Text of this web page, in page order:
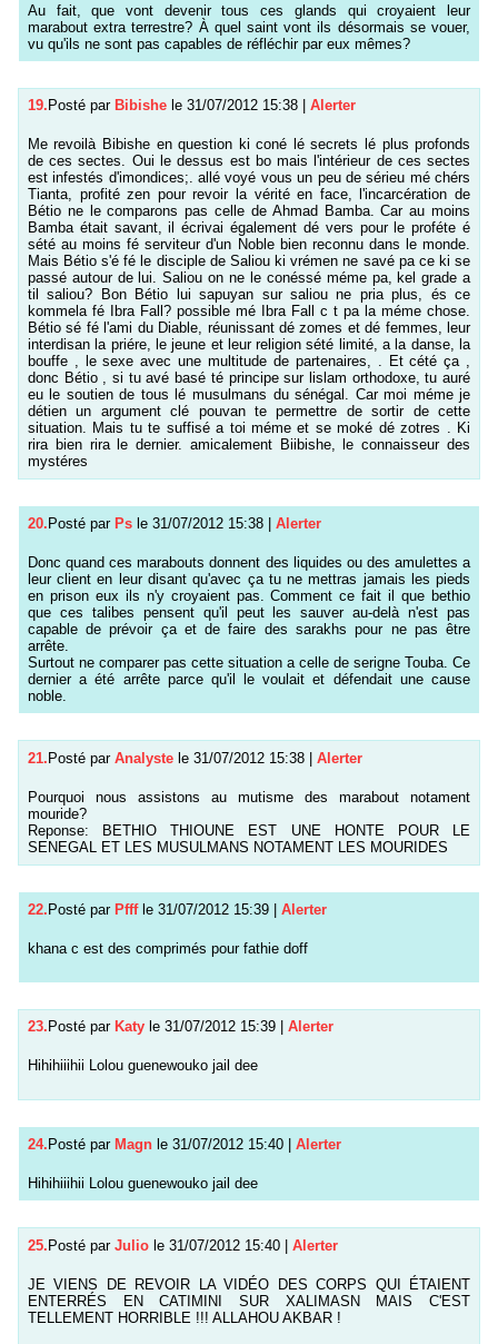
Au fait, que vont devenir tous ces glands qui croyaient leur
marabout extra terrestre? À quel saint vont ils désormais se vouer,
vu qu'ils ne sont pas capables de réfléchir par eux mêmes?
19. Posté par Bibishe le 31/07/2012 15:38 Alerter
Me revoilà Bibishe en question ki coné lé secrets lé plus profonds
de ces sectes. Oui le dessus est bo mais l'intérieur de ces sectes
est infestés d'imondices;. allé voyé vous un peu de sérieu mé chérs
Tianta, profité zen pour revoir la vérité en face, l'incarcération de
Bétio ne le comparons pas celle de Ahmad Bamba. Car au moins
Bamba était savant, il écrivai également dé vers pour le proféte é
sété au moins fé serviteur d'un Noble bien reconnu dans le monde.
Mais Bétio s'é fé le disciple de Saliou ki vrémen ne savé pa ce ki se
passé autour de lui. Saliou on ne le conéssé méme pa, kel grade a
til saliou? Bon Bétio lui sapuyan sur saliou ne pria plus, és ce
kommela fé Ibra Fall? possible mé Ibra Fall c t pa la méme chose.
Bétio sé fé l'ami du Diable, réunissant dé zomes et dé femmes, leur
interdisan la priére, le jeune et leur religion sété limité, a la danse, la
bouffe , le sexe avec une multitude de partenaires, . Et cété ça ,
donc Bétio , si tu avé basé té principe sur lislam orthodoxe, tu auré
eu le soutien de tous lé musulmans du sénégal. Car moi méme je
détien un argument clé pouvan te permettre de sortir de cette
situation. Mais tu te suffisé a toi méme et se moké dé zotres . Ki
rira bien rira le dernier. amicalement Biibishe, le connaisseur des
mystéres
20. Posté par Ps le 31/07/2012 15:38 Alerter
Donc quand ces marabouts donnent des liquides ou des amulettes a
leur client en leur disant qu'avec ça tu ne mettras jamais les pieds
en prison eux ils n'y croyaient pas. Comment ce fait il que bethio
que ces talibes pensent qu'il peut les sauver au-delà n'est pas
capable de prévoir ça et de faire des sarakhs pour ne pas être
arrête.
Surtout ne comparer pas cette situation a celle de serigne Touba. Ce
dernier a été arrête parce qu'il le voulait et défendait une cause
noble.
21. Posté par Analyste le 31/07/2012 15:38 Alerter
Pourquoi nous assistons au mutisme des marabout notament
mouride?
Reponse: BETHIO THIOUNE EST UNE HONTE POUR LE
SENEGAL ET LES MUSULMANS NOTAMENT LES MOURIDES
22.Posté par Pfff le 31/07/2012 15:39 | Alerter
khana c est des comprimés pour fathie doff
23. Posté par Katy le 31/07/2012 15:39 Alerter
Hihihiiihii Lolou guenewouko jail dee
24. Posté par Magn le 31/07/2012 15:40 Alerter
Hihihiiihii Lolou guenewouko jail dee
25. Posté par Julio le 31/07/2012 15:40 Alerter
JE VIENS DE REVOIR LA VIDÉO DES CORPS QUI ÉTAIENT
ENTERRÉS EN CATIMINI SUR XALIMASN MAIS C'EST
TELLEMENT HORRIBLE !!! ALLAHOU AKBAR !